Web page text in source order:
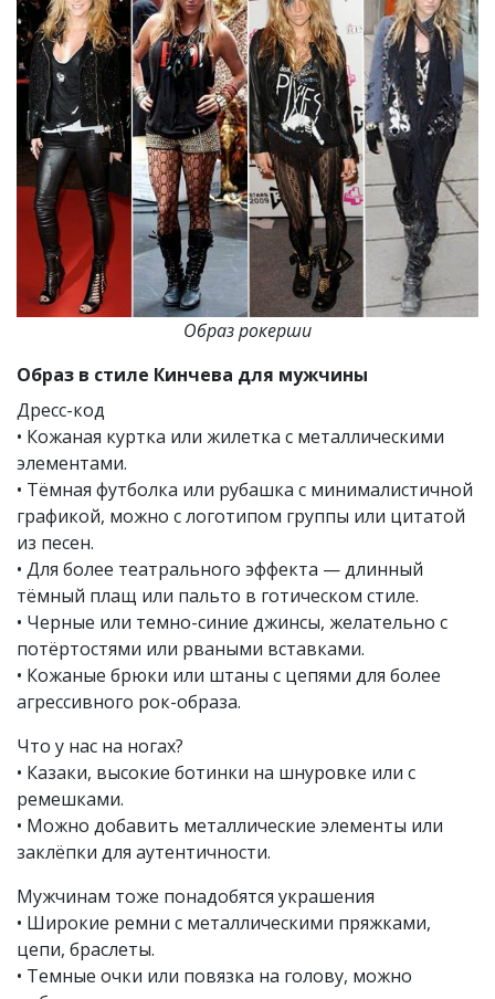
Образ рокерши
Образ в стиле Кинчева для мужчины
Дресс-код
• Кожаная куртка или жилетка с металлическими
элементами.
• Тёмная футболка или рубашка с минималистичной
графикой, можно с логотипом группы или цитатой
из песен.
• Для более театрального эффекта — длинный
тёмный плащ или пальто в готическом стиле.
• Черные или темно-синие джинсы, желательно с
потёртостями или рваными вставками.
• Кожаные брюки или штаны с цепями для более
агрессивного рок-образа.
Что у нас на ногах?
• Казаки, высокие ботинки на шнуровке или с
ремешками.
• Можно добавить металлические элементы или
заклёпки для аутентичности.
Мужчинам тоже понадобятся украшения
• Широкие ремни с металлическими пряжками,
цепи, браслеты.
• Темные очки или повязка на голову, можно